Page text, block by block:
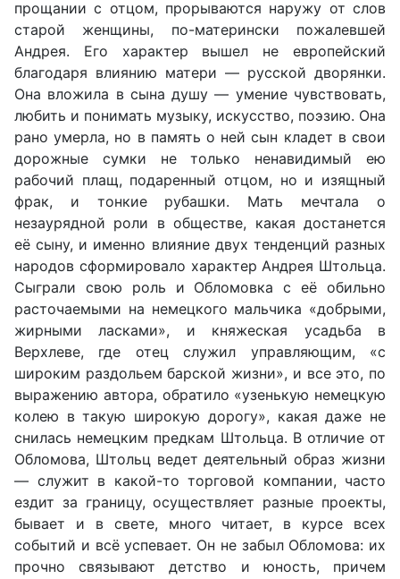
прощании с отцом, прорываются наружу от слов
старой женщины, по-матерински пожалевшей
Андрея. Его характер вышел не европейский
благодаря влиянию матери — русской дворянки.
Она вложила в сына душу — умение чувствовать,
любить и понимать музыку, искусство, поэзию. Она
рано умерла, но в память о ней сын кладет в свои
дорожные сумки не только ненавидимый ею
рабочий плащ, подаренный отцом, но и изящный
фрак, и тонкие рубашки. Мать мечтала о
незаурядной роли в обществе, какая достанется
её сыну, и именно влияние двух тенденций разных
народов сформировало характер Андрея Штольца.
Сыграли свою роль и Обломовка с её обильно
расточаемыми на немецкого мальчика «добрыми,
жирными ласками», и княжеская усадьба в
Верхлеве, где отец служил управляющим, «с
широким раздольем барской жизни», и все это, по
выражению автора, обратило «узенькую немецкую
колею в такую широкую дорогу», какая даже не
снилась немецким предкам Штольца. В отличие от
Обломова, Штольц ведет деятельный образ жизни
— служит в какой-то торговой компании, часто
ездит за границу, осуществляет разные проекты,
бывает и в свете, много читает, в курсе всех
событий и всё успевает. Он не забыл Обломова: их
прочно связывают детство и юность, причем